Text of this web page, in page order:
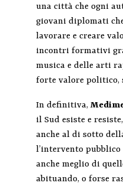
una città che ogni
giovani diplomati
lavorare e creare
incontri formativi
musica e delle arti
forte valore politico,
In definitiva,
il Sud esiste e
anche al di sotto
l’intervento pubblico
anche meglio di
abituando, o forse